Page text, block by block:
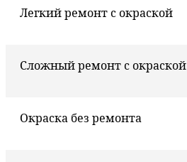
Легкий ремонт с окраской
Сложный ремонт с окраской
Окраска без ремонта